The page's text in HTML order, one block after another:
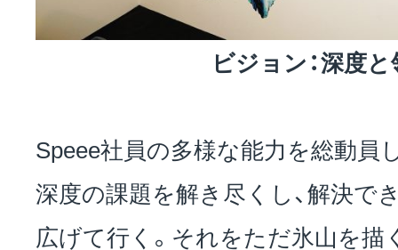
ビジョン：深度と
Speee社員の多様な能力を総動員
深度の課題を解き尽くし、解決で
広げて行く。それをただ氷山を描